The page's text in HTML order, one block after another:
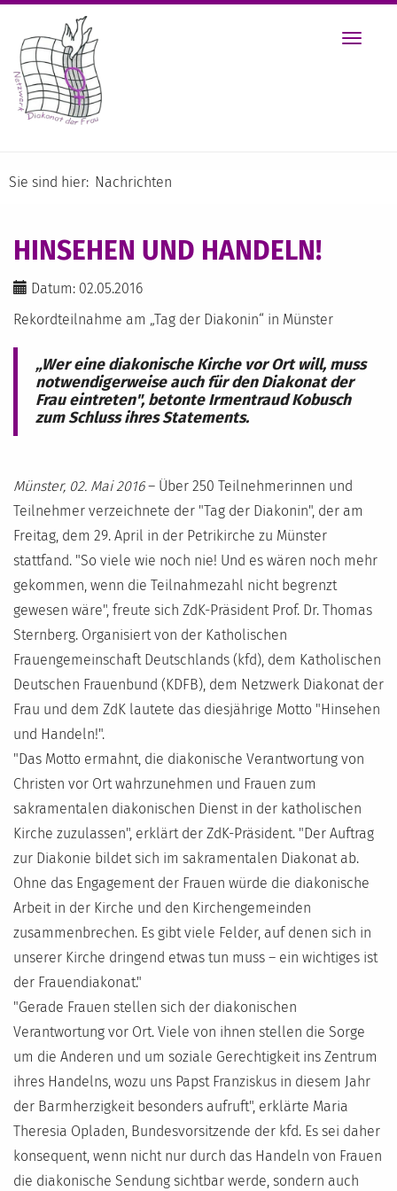
Toggle
Sie sind hier: Nachrichten
HINSEHEN UND HANDELN!
Datum: 02.05.2016
Rekordteilnahme am „Tag der Diakonin“ in Münster
„Wer eine diakonische Kirche vor Ort will, muss
notwendigerweise auch für den Diakonat der
Frau eintreten", betonte Irmentraud Kobusch
zum Schluss ihres Statements.
Münster, 02. Mai 2016– Über 250 Teilnehmerinnen und
Teilnehmer verzeichnete der "Tag der Diakonin", der am
Freitag, dem 29. April in der Petrikirche zu Münster
stattfand. "So viele wie noch nie! Und es wären noch mehr
gekommen, wenn die Teilnahmezahl nicht begrenzt
gewesen wäre", freute sich ZdK-Präsident Prof. Dr. Thomas
Sternberg. Organisiert von der Katholischen
Frauengemeinschaft Deutschlands (kfd), dem Katholischen
Deutschen Frauenbund (KDFB), dem Netzwerk Diakonat der
Frau und dem ZdK lautete das diesjährige Motto "Hinsehen
und Handeln!".
"Das Motto ermahnt, die diakonische Verantwortung von
Christen vor Ort wahrzunehmen und Frauen zum
sakramentalen diakonischen Dienst in der katholischen
Kirche zuzulassen", erklärt der ZdK-Präsident. "Der Auftrag
zur Diakonie bildet sich im sakramentalen Diakonat ab.
Ohne das Engagement der Frauen würde die diakonische
Arbeit in der Kirche und den Kirchengemeinden
zusammenbrechen. Es gibt viele Felder, auf denen sich in
unserer Kirche dringend etwas tun muss – ein wichtiges ist
der Frauendiakonat."
"Gerade Frauen stellen sich der diakonischen
Verantwortung vor Ort. Viele von ihnen stellen die Sorge
um die Anderen und um soziale Gerechtigkeit ins Zentrum
ihres Handelns, wozu uns Papst Franziskus in diesem Jahr
der Barmherzigkeit besonders aufruft", erklärte Maria
Theresia Opladen, Bundesvorsitzende der kfd. Es sei daher
konsequent, wenn nicht nur durch das Handeln von Frauen
die diakonische Sendung sichtbar werde, sondern auch